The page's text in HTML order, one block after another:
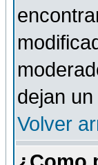
dejan
Volver